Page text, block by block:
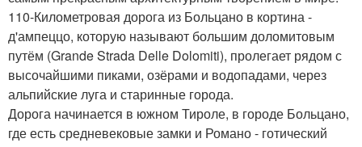
110-Километровая дорога из Больцано в кортина -
д'ампеццо, которую называют большим доломитовым
путём (Grande Strada Delle Dolomiti), пролегает рядом с
высочайшими пиками, озёрами и водопадами, через
альпийские луга и старинные города.
Дорога начинается в южном Тироле, в городе Больцано,
где есть средневековые замки и Романо - готический